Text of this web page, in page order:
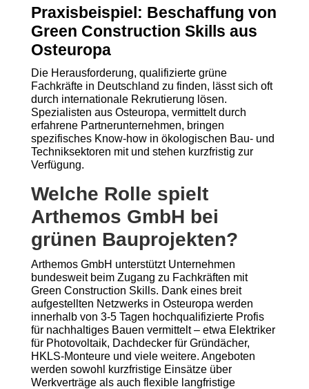
Praxisbeispiel: Beschaffung von
Green Construction Skills aus
Osteuropa
Die Herausforderung, qualifizierte grüne
Fachkräfte in Deutschland zu finden, lässt sich oft
durch internationale Rekrutierung lösen.
Spezialisten aus Osteuropa, vermittelt durch
erfahrene Partnerunternehmen, bringen
spezifisches Know-how in ökologischen Bau- und
Techniksektoren mit und stehen kurzfristig zur
Verfügung.
Welche Rolle spielt
Arthemos GmbH bei
grünen Bauprojekten?
Arthemos GmbH unterstützt Unternehmen
bundesweit beim Zugang zu Fachkräften mit
Green Construction Skills. Dank eines breit
aufgestellten Netzwerks in Osteuropa werden
innerhalb von 3-5 Tagen hochqualifizierte Profis
für nachhaltiges Bauen vermittelt – etwa Elektriker
für Photovoltaik, Dachdecker für Gründächer,
HKLS-Monteure und viele weitere. Angeboten
werden sowohl kurzfristige Einsätze über
Werkverträge als auch flexible langfristige